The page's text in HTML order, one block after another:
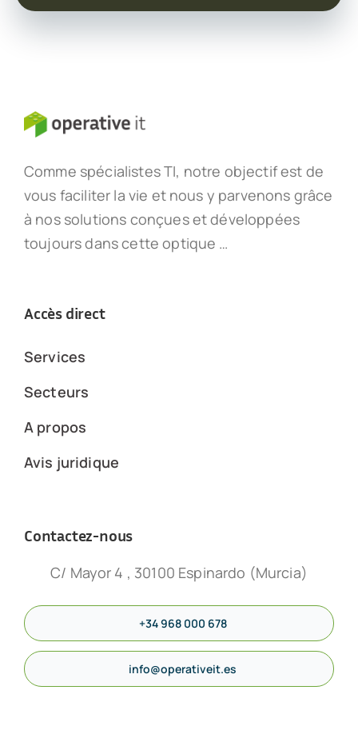
Comme spécialistes TI, notre objectif est de
vous faciliter la vie et nous y parvenons grâce
à nos solutions conçues et développées
toujours dans cette optique …
Accès direct
Services
Secteurs
A propos
Avis juridique
Contactez-nous
C/ Mayor 4 , 30100 Espinardo (Murcia)
+34 968 000 678
info@operativeit.es